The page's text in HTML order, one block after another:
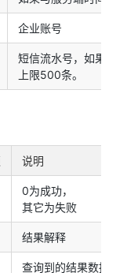
企业账号
短信流水号，如果不填
上限500条。
说明
0为成功，
其它为失败
结果解释
查询到的结果数据